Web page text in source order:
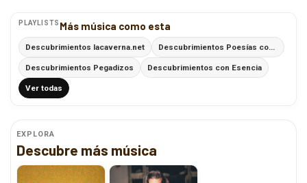
PLAYLISTS Más música como esta
Descubrimientos lacaverna.net
Descubrimientos Pegadizos Descubrimientos con Esencia
Ver todas
EXPLORA
Descubre más música